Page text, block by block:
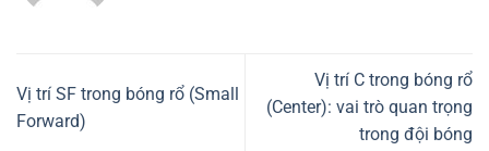
Vị trí SF trong bóng rổ (Small
Forward)
Vị trí C trong bóng rổ
(Center): vai trò quan trọng
trong đội bóng